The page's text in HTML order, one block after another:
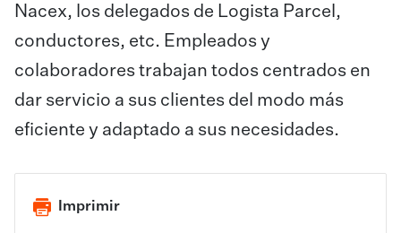
Nacex, los delegados de Logista Parcel,
conductores, etc. Empleados y
colaboradores trabajan todos centrados en
dar servicio a sus clientes del modo más
eficiente y adaptado a sus necesidades.
Imprimir